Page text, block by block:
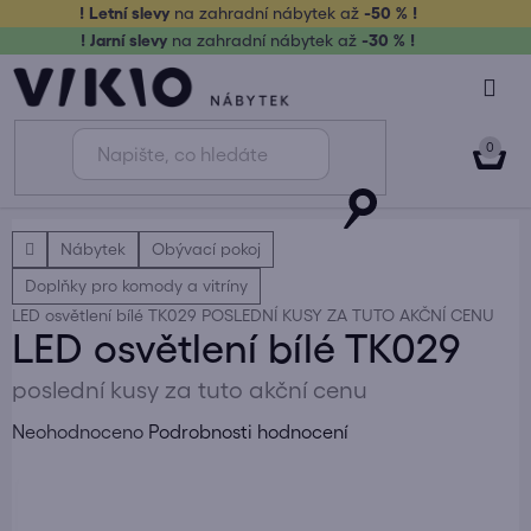
obsah
! Letní slevy na zahradní nábytek až-50 % !
! Jarní slevy na zahradní nábytek až -30 % !
DomůNábytek
Obývací pokoj
Doplňky pro komody a vitríny
LED osvětlení bílé TK029 POSLEDNÍ KUSY ZA TUTO AKČNÍ CENU
LED osvětlení bílé TK029
poslední kusy za tuto akční cenu
Průměrné
Neohodnoceno Podrobnosti hodnocení